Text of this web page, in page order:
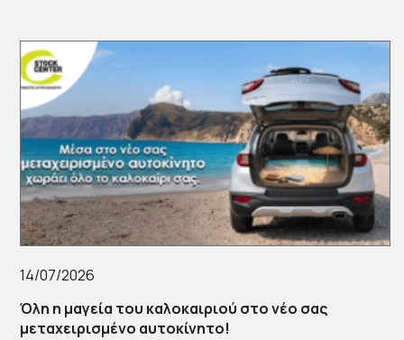
14/07/2026
Όλη η μαγεία του καλοκαιριού στο νέο σας
μεταχειρισμένο αυτοκίνητο!